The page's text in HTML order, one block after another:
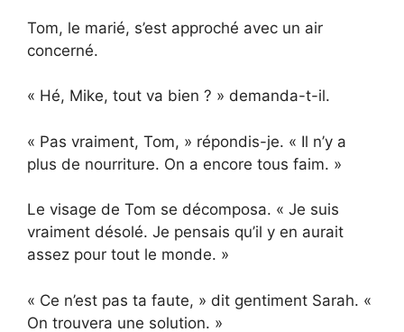
Tom, le marié, s’est approché avec un air
concerné.
« Hé, Mike, tout va bien ? » demanda-t-il.
« Pas vraiment, Tom, » répondis-je. « Il n’y a
plus de nourriture. On a encore tous faim. »
Le visage de Tom se décomposa. « Je suis
vraiment désolé. Je pensais qu’il y en aurait
assez pour tout le monde. »
« Ce n’est pas ta faute, » dit gentiment Sarah. «
On trouvera une solution. »